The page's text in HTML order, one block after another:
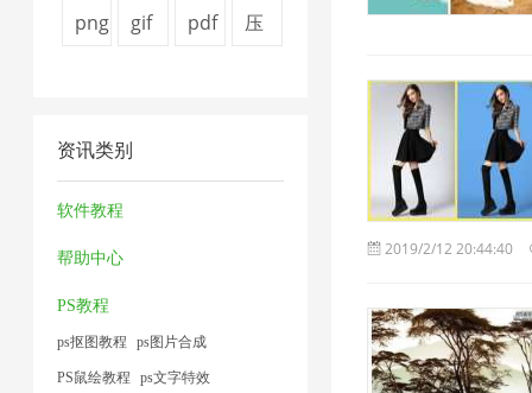
器
2
1
1
png
工
具
1
gif
2
pdf
压
资讯类别
软件教程
帮助中心
PS教程
ps抠图教程 ps图片合成
PS鼠绘教程 ps文字特效
2019/2/12 20:44:40